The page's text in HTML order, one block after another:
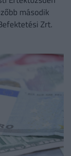
második
Zrt.